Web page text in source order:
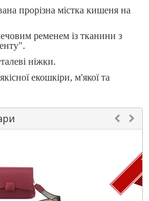
прорізна містка кишеня на
ременем із тканини з
ніжки.
екошкіри, м'якої та